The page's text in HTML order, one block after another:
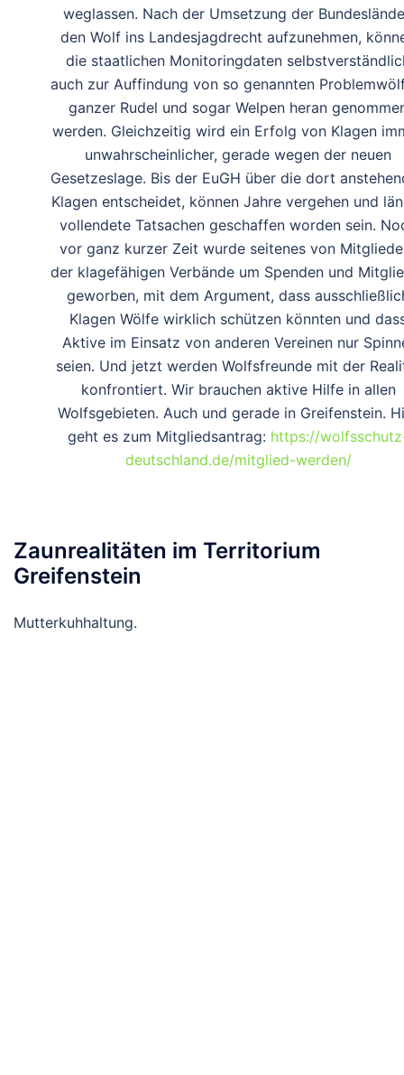
weglassen. Nach der Umsetzung der
den Wolf ins Landesjagdrecht aufzunehmen,
die staatlichen Monitoringdaten
auch zur Auffindung von so genannten
ganzer Rudel und sogar Welpen heran
werden. Gleichzeitig wird ein Erfolg von Klagen
unwahrscheinlicher, gerade wegen der neuen
Gesetzeslage. Bis der EuGH über die dort
Klagen entscheidet, können Jahre vergehen und
vollendete Tatsachen geschaffen worden sein.
vor ganz kurzer Zeit wurde seitenes von
der klagefähigen Verbände um Spenden und
geworben, mit dem Argument, dass
Klagen Wölfe wirklich schützen könnten und
Aktive im Einsatz von anderen Vereinen nur
seien. Und jetzt werden Wolfsfreunde mit der
konfrontiert. Wir brauchen aktive Hilfe in allen
Wolfsgebieten. Auch und gerade in Greifenstein.
geht es zum Mitgliedsantrag: https://
deutschland.de/mitglied-werden/
Zaunrealitäten im Territorium
Greifenstein
Mutterkuhhaltung.